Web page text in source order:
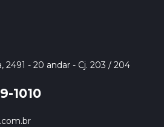
2491 - 20 andar - Cj. 203 / 204
1010